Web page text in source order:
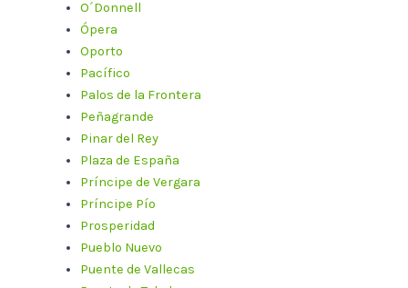
O´Donnell
Ópera
Oporto
Pacífico
Palos de la Frontera
Peñagrande
Pinar del Rey
Plaza de España
Príncipe de Vergara
Príncipe Pío
Prosperidad
Pueblo Nuevo
Puente de Vallecas